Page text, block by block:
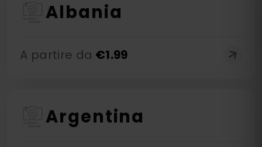
Albania
A partire da €1.99
Argentina